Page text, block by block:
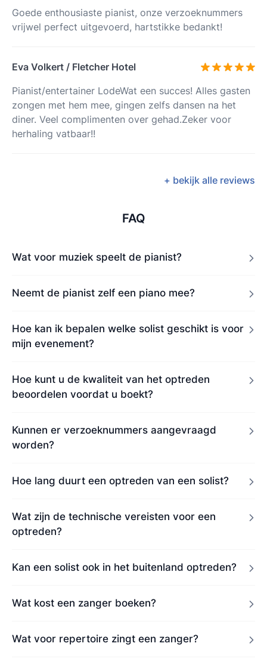
Goede enthousiaste pianist, onze verzoeknummers
vrijwel perfect uitgevoerd, hartstikke bedankt!
Eva Volkert / Fletcher Hotel
Pianist/entertainer LodeWat een succes! Alles gasten
zongen met hem mee, gingen zelfs dansen na het
diner. Veel complimenten over gehad.Zeker voor
herhaling vatbaar!!
+ bekijk alle reviews
FAQ
Wat voor muziek speelt de pianist?
Neemt de pianist zelf een piano mee?
Hoe kan ik bepalen welke solist geschikt is voor
mijn evenement?
Hoe kunt u de kwaliteit van het optreden
beoordelen voordat u boekt?
Kunnen er verzoeknummers aangevraagd
worden?
Hoe lang duurt een optreden van een solist?
Wat zijn de technische vereisten voor een
optreden?
Kan een solist ook in het buitenland optreden?
Wat kost een zanger boeken?
Wat voor repertoire zingt een zanger?